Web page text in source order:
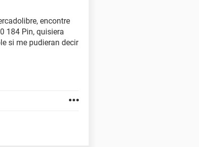
encontre
184 Pin, quisiera
si me pudieran decir